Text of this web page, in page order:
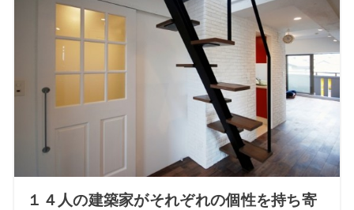
１４人の建築家がそれぞれの個性を持ち寄